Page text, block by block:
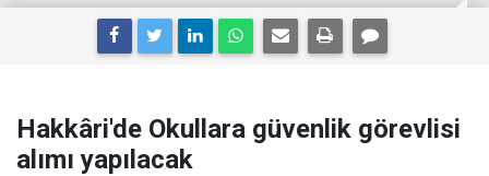
Hakkâri'de Okullara güvenlik görevlisi
alımı yapılacak